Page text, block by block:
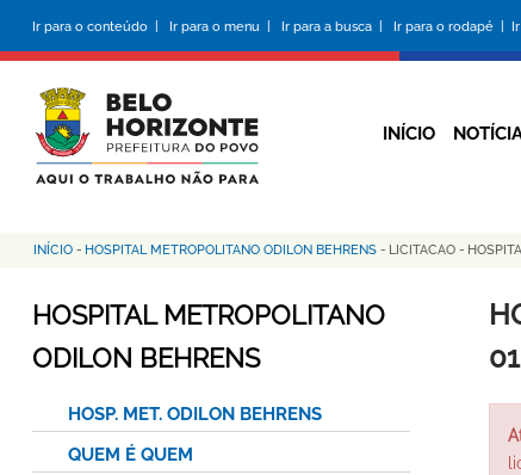
conteúdo
principal
Ir para o conteúdo | Ir para o menu | Ir para a busca | Ir para o rodapé |
INÍCIO
Trilha
de
navegação
INÍCIO - HOSPITAL METROPOLITANO ODILON BEHRENS - LICITACAO -
HOSPITAL METROPOLITANO
ODILON BEHRENS
HOSP. MET. ODILON BEHRENS
QUEM É QUEM